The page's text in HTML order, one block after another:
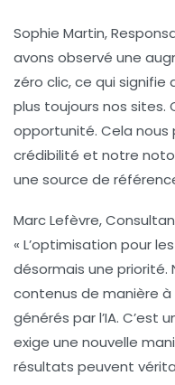
Sophie Martin,
avons observé une
zéro clic, ce qui signifie
plus toujours nos sites.
opportunité. Cela nous
crédibilité et notre
une source de
Marc Lefèvre,
« L’optimisation pour les
désormais une priorité.
contenus de manière
générés par l’IA. C’est
exige une nouvelle
résultats peuvent